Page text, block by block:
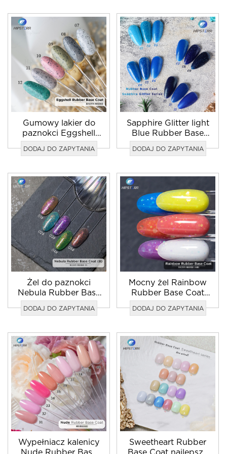
Gumowy lakier do
paznokci Eggshell
Base Coat
DODAJ DO ZAPYTANIA
Sapphire Glitter light
Blue Rubber Base
Coat
DODAJ DO ZAPYTANIA
Żel do paznokci
Nebula Rubber Base
Coat cena fabryczna
hurtowo
DODAJ DO ZAPYTANIA
Mocny żel Rainbow
Rubber Base Coat
do paznokci
naturalnych
DODAJ DO ZAPYTANIA
Wypełniacz kalenicy
Nude Rubber Base
Sweetheart Rubber
Base Coat najlepszy